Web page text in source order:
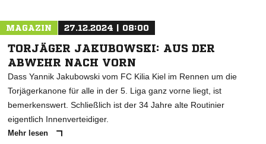
MAGAZIN 27.12.2024 | 08:00
TORJÄGER JAKUBOWSKI: AUS DER
ABWEHR NACH VORN
Dass Yannik Jakubowski vom FC Kilia Kiel im Rennen um die
Torjägerkanone für alle in der 5. Liga ganz vorne liegt, ist
bemerkenswert. Schließlich ist der 34 Jahre alte Routinier
eigentlich Innenverteidiger.
Mehr lesen